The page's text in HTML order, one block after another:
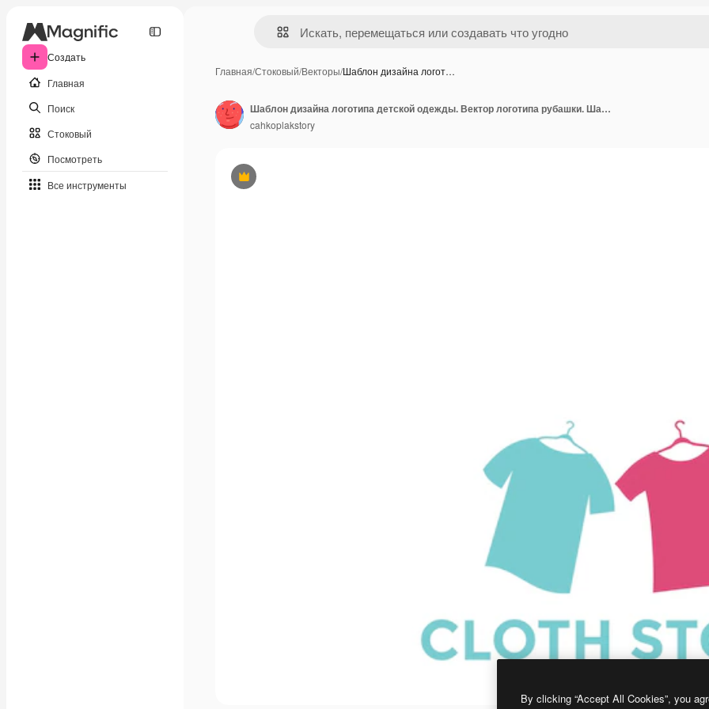
Создать
Главная
Поиск
Стоковый
Посмотреть
Все инструменты
Главная/Стоковый/Векторы/Шаблон дизайна логот…
Премиум
Шаблон дизайна логотипа детской одежды. Вектор логотипа рубашки. Шаблон дизайна логотипа одежды. Логотип магазина одежды.
cahkoplakstory
By clicking “Accept All Cookies”, you